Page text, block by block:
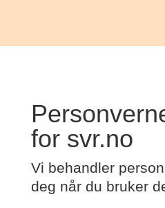
for svr.no
Vi behandler
deg når du bruker